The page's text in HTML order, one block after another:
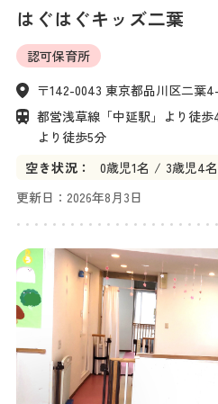
はぐはぐキッズ二葉
認可保育所
〒142-0043 東京都品川区二葉
都営浅草線「中延駅」より徒歩
より徒歩5分
空き状況：
0歳児1名 3歳児4名
更新日： 2026年8月3日